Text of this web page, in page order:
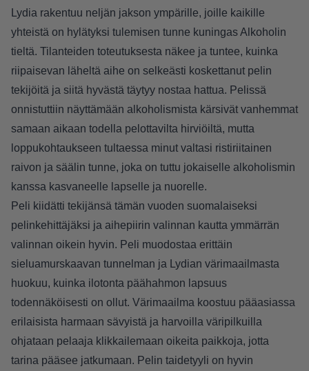
Lydia rakentuu neljän jakson ympärille, joille kaikille
yhteistä on hylätyksi tulemisen tunne kuningas Alkoholin
tieltä. Tilanteiden toteutuksesta näkee ja tuntee, kuinka
riipaisevan läheltä aihe on selkeästi koskettanut pelin
tekijöitä ja siitä hyvästä täytyy nostaa hattua. Pelissä
onnistuttiin näyttämään alkoholismista kärsivät vanhemmat
samaan aikaan todella pelottavilta hirviöiltä, mutta
loppukohtaukseen tultaessa minut valtasi ristiriitainen
raivon ja säälin tunne, joka on tuttu jokaiselle alkoholismin
kanssa kasvaneelle lapselle ja nuorelle.
Peli kiidätti tekijänsä tämän vuoden suomalaiseksi
pelinkehittäjäksi ja aihepiirin valinnan kautta ymmärrän
valinnan oikein hyvin. Peli muodostaa erittäin
sieluamurskaavan tunnelman ja Lydian värimaailmasta
huokuu, kuinka ilotonta päähahmon lapsuus
todennäköisesti on ollut. Värimaailma koostuu pääasiassa
erilaisista harmaan sävyistä ja harvoilla väripilkuilla
ohjataan pelaaja klikkailemaan oikeita paikkoja, jotta
tarina pääsee jatkumaan. Pelin taidetyyli on hyvin